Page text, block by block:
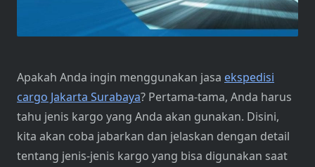
Apakah Anda ingin menggunakan jasa ekspedisi
cargo Jakarta Surabaya? Pertama-tama, Anda harus
tahu jenis kargo yang Anda akan gunakan. Disini,
kita akan coba jabarkan dan jelaskan dengan detail
tentang jenis-jenis kargo yang bisa digunakan saat